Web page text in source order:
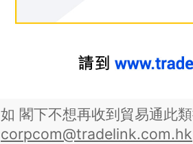
如 閣下不想再收到貿易通此
corpcom@tradelink.com.hk